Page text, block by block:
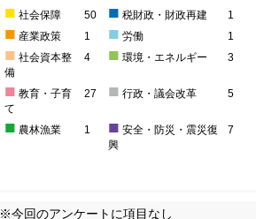
■ 社会保障 50 ■ 税財政・財政再建 1
■ 産業政策 1 ■ 労働 1
■ 社会資本整
備
4 ■ 環境・エネルギー 3
■ 教育・子育
て
27 ■ 行政・議会改革 5
■ 農林漁業 1 ■ 安全・防災・震災復
興
7
※今回のアンケートに項目なし